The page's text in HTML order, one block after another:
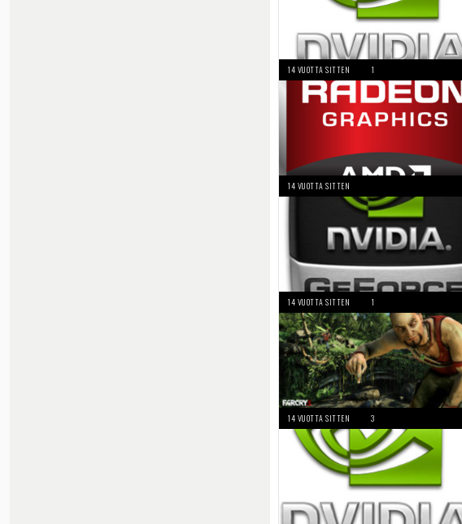
14 VUOTTA SITTEN 1
14 VUOTTA SITTEN
14 VUOTTA SITTEN 1
14 VUOTTA SITTEN 3